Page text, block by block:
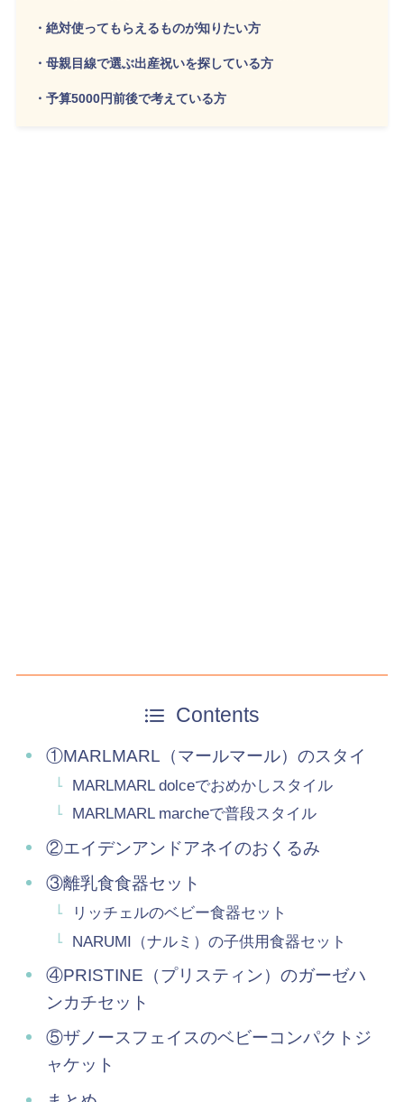
・絶対使ってもらえるものが知りたい方
・母親目線で選ぶ出産祝いを探している方
・予算5000円前後で考えている方
Contents
①MARLMARL（マールマール）のスタイ
MARLMARL dolceでおめかしスタイル
MARLMARL marcheで普段スタイル
②エイデンアンドアネイのおくるみ
③離乳食食器セット
リッチェルのベビー食器セット
NARUMI（ナルミ）の子供用食器セット
④PRISTINE（プリスティン）のガーゼハ
ンカチセット
⑤ザノースフェイスのベビーコンパクトジ
ャケット